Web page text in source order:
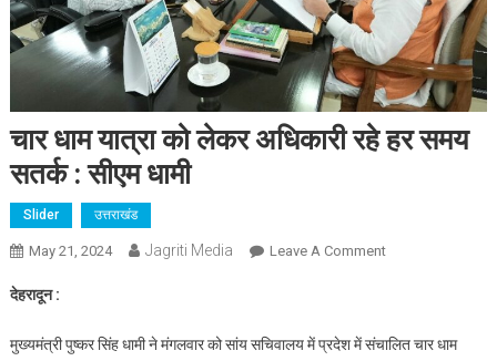
चार धाम यात्रा को लेकर अधिकारी रहे हर समय
सतर्क : सीएम धामी
Slider उत्तराखंड
May 21, 2024 Jagriti Media Leave A CommentOn
को
देहरादून :
मुख्यमंत्री पुष्कर सिंह धामी ने मंगलवार को सांय सचिवालय में प्रदेश में संचालित चार धाम